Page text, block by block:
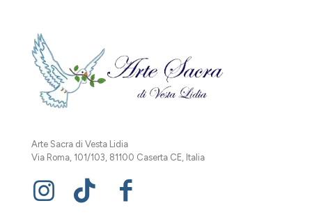
Arte Sacra di Vesta Lidia
Via Roma, 101/103, 81100 Caserta CE, Italia